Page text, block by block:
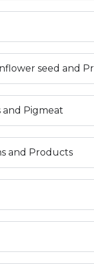
seed and
Pigmeat
and Products